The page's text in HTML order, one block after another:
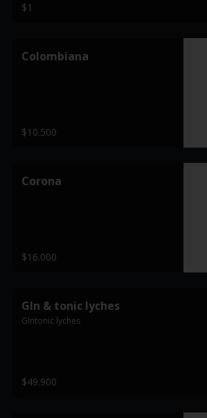
$1
Colombiana
$10.500
Corona
$16.000
GIn & tonic lyches
GIntonic lyches
$49.900